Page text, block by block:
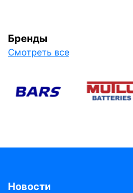
Бренды
Смотреть все
Новости